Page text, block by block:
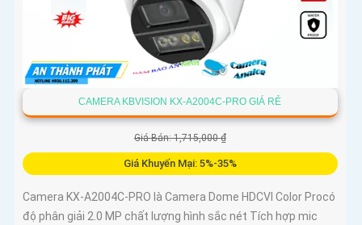
CAMERA KBVISION KX-A2004C-PRO GIÁ RẺ
Giá Bán: 1,715,000 ₫
Giá Khuyến Mại: 5%-35%
Camera KX-A2004C-PRO là Camera Dome HDCVI Color Procó
độ phân giải 2.0 MP chất lượng hình sắc nét Tích hợp mic